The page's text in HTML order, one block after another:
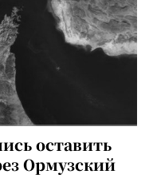
оставить
Ормузский